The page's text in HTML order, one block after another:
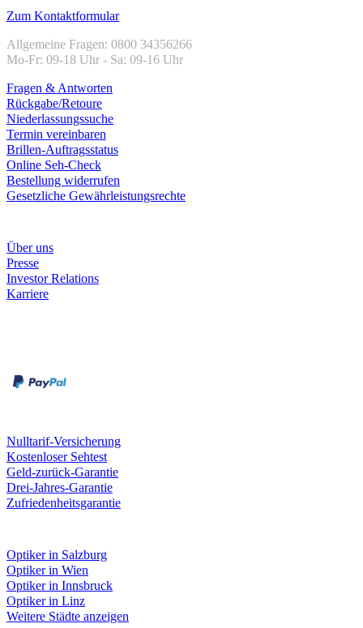
Zum Kontaktformular
Allgemeine Fragen: 0800 34356266
Mo-Fr: 09-18 Uhr - Sa: 09-16 Uhr
Fragen & Antworten
Rückgabe/Retoure
Niederlassungssuche
Termin vereinbaren
Brillen-Auftragsstatus
Online Seh-Check
Bestellung widerrufen
Gesetzliche Gewährleistungsrechte
Über uns
Presse
Investor Relations
Karriere
Nulltarif-Versicherung
Kostenloser Sehtest
Geld-zurück-Garantie
Drei-Jahres-Garantie
Zufriedenheitsgarantie
Optiker in Salzburg
Optiker in Wien
Optiker in Innsbruck
Optiker in Linz
Weitere Städte anzeigen